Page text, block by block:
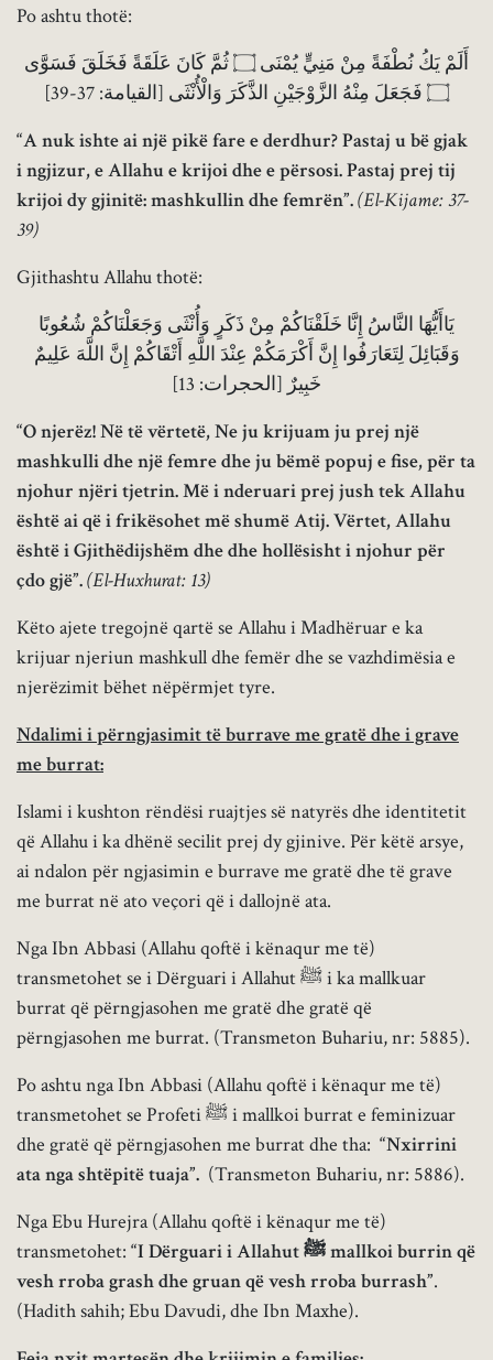
Po ashtu thotë:
أَلَمْ يَكُ نُطْفَةً مِنْ مَنِيٍّ يُمْنَى ۝ ثُمَّ كَانَ عَلَقَةً فَخَلَقَ فَسَوَّى
۝ فَجَعَلَ مِنْهُ الزَّوْجَيْنِ الذَّكَرَ وَالْأُنْثَى [القيامة: 37-39]
“A nuk ishte ai një pikë fare e derdhur? Pastaj u bë gjak
i ngjizur, e Allahu e krijoi dhe e përsosi. Pastaj prej tij
krijoi dy gjinitë: mashkullin dhe femrën”.(El-Kijame: 37-
39)
Gjithashtu Allahu thotë:
يَاأَيُّهَا النَّاسُ إِنَّا خَلَقْنَاكُمْ مِنْ ذَكَرٍ وَأُنْثَى وَجَعَلْنَاكُمْ شُعُوبًا
وَقَبَائِلَ لِتَعَارَفُوا إِنَّ أَكْرَمَكُمْ عِنْدَ اللَّهِ أَتْقَاكُمْ إِنَّ اللَّهَ عَلِيمٌ
خَبِيرٌ [الحجرات: 13]
“O njerëz! Në të vërtetë, Ne ju krijuam ju prej një
mashkulli dhe një femre dhe ju bëmë popuj e fise, për ta
njohur njëri tjetrin. Më i nderuari prej jush tek Allahu
është ai që i frikësohet më shumë Atij. Vërtet, Allahu
është i Gjithëdijshëm dhe dhe hollësisht i njohur për
çdo gjë”.(El-Huxhurat: 13)
Këto ajete tregojnë qartë se Allahu i Madhëruar e ka
krijuar njeriun mashkull dhe femër dhe se vazhdimësia e
njerëzimit bëhet nëpërmjet tyre.
Ndalimi i përngjasimit të burrave me gratë dhe i grave
me burrat:
Islami i kushton rëndësi ruajtjes së natyrës dhe identitetit
që Allahu i ka dhënë secilit prej dy gjinive. Për këtë arsye,
ai ndalon për ngjasimin e burrave me gratë dhe të grave
me burrat në ato veçori që i dallojnë ata.
Nga Ibn Abbasi (Allahu qoftë i kënaqur me të)
transmetohet se i Dërguari i Allahut ﷺ i ka mallkuar
burrat që përngjasohen me gratë dhe gratë që
përngjasohen me burrat. (Transmeton Buhariu, nr: 5885).
Po ashtu nga Ibn Abbasi (Allahu qoftë i kënaqur me të)
transmetohet se Profeti ﷺ i mallkoi burrat e feminizuar
dhe gratë që përngjasohen me burrat dhe tha: “Nxirrini
ata nga shtëpitë tuaja”. (Transmeton Buhariu, nr: 5886).
Nga Ebu Hurejra (Allahu qoftë i kënaqur me të)
transmetohet: “I Dërguari i Allahutﷺmallkoi burrin që
vesh rroba grash dhe gruan që vesh rroba burrash”.
(Hadith sahih; Ebu Davudi, dhe Ibn Maxhe).